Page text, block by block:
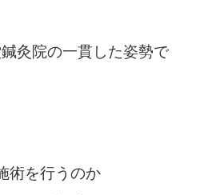
灸院の一貫した姿勢で
術を行うのか